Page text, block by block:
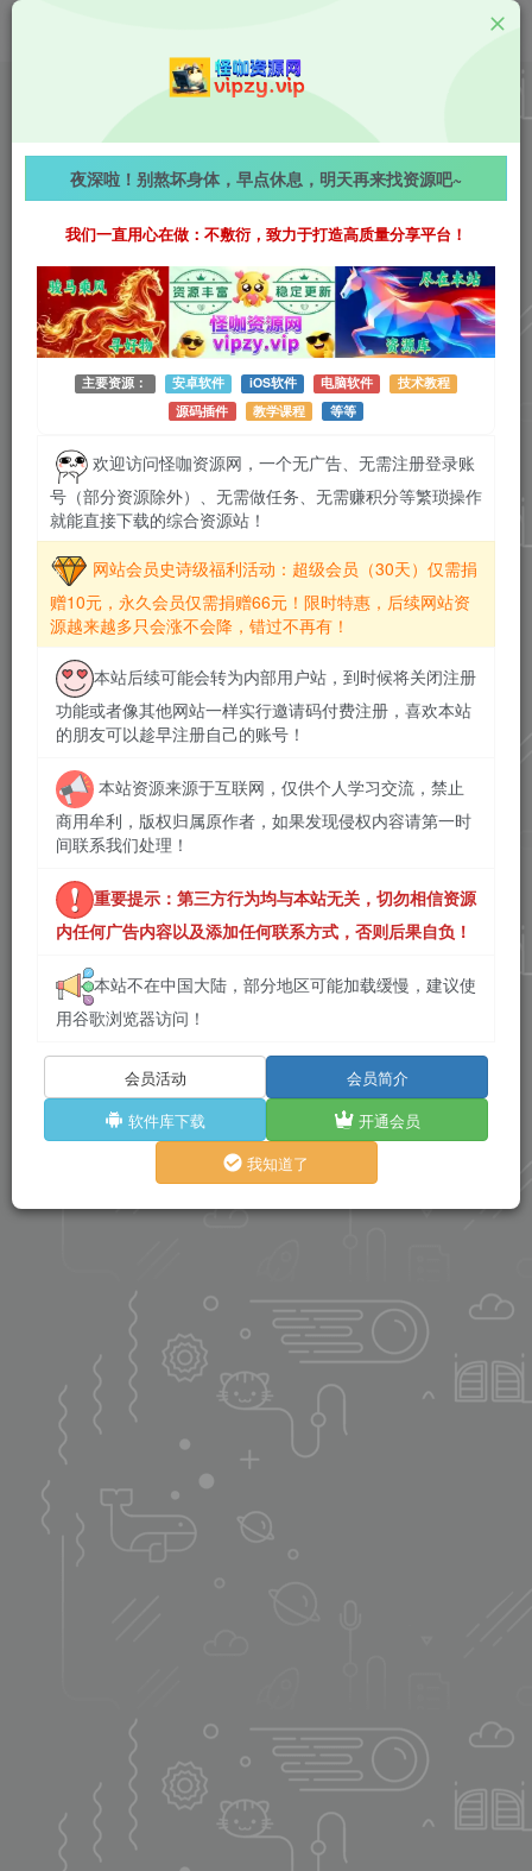
23影视 v4.6.7 去广告纯净版，海量影视资源一网打
尽，高清免费观影与离线下载一站式体验！
970字 阅读时长约5分钟 2026-06-28 更新
作者：怪咖
热度：64
0条评论 作者已发布3745篇文章
夜深啦！别熬坏身体，早点休息，明天再来找资源吧~
我们一直用心在做：不敷衍，致力于打造高质量分享平台！
主要资源： 安卓软件 iOS软件 电脑软件
技术教程
源码插件
教学课程 等等
欢迎访问怪咖资源网，一个无广告、无需注册登录账
号（部分资源除外）、无需做任务、无需赚积分等繁琐操作
就能直接下载的综合资源站！
网站会员史诗级福利活动：超级会员（30天）仅需捐
赠10元，永久会员仅需捐赠66元！限时特惠，后续网站资
源越来越多只会涨不会降，错过不再有！
本站后续可能会转为内部用户站，到时候将关闭注册
功能或者像其他网站一样实行邀请码付费注册，喜欢本站
的朋友可以趁早注册自己的账号！
本站资源来源于互联网，仅供个人学习交流，禁止
商用牟利，版权归属原作者，如果发现侵权内容请第一时
间联系我们处理！
重要提示：第三方行为均与本站无关，切勿相信资源
内任何广告内容以及添加任何联系方式，否则后果自负！
本站不在中国大陆，部分地区可能加载缓慢，建议使
用谷歌浏览器访问！
会员活动
会员简介
软件库下载
开通会员
我知道了